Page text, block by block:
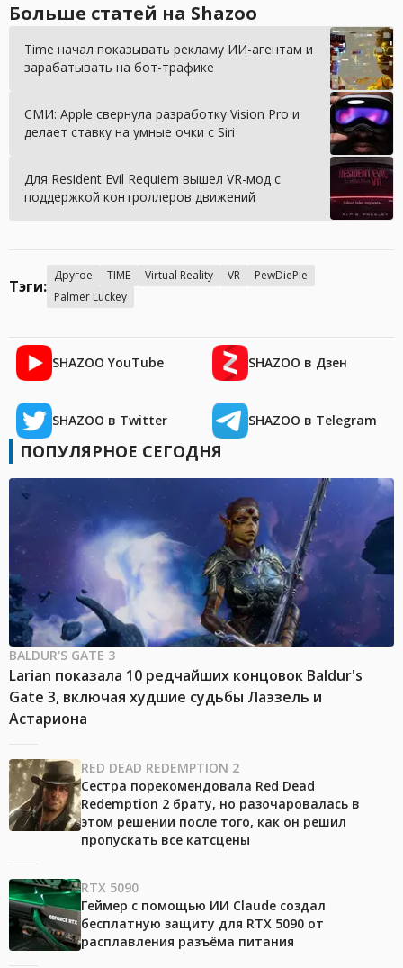
Больше статей на Shazoo
Time начал показывать рекламу ИИ-агентам и
зарабатывать на бот-трафике
СМИ: Apple свернула разработку Vision Pro и
делает ставку на умные очки с Siri
Для Resident Evil Requiem вышел VR-мод с
поддержкой контроллеров движений
Тэги:
Другое TIME Virtual Reality VR
PewDiePie
Palmer Luckey
SHAZOO YouTube SHAZOO в Дзен
SHAZOO в Twitter SHAZOO в Telegram
ПОПУЛЯРНОЕ СЕГОДНЯ
BALDUR'S GATE 3
Larian показала 10 редчайших концовок Baldur's
Gate 3, включая худшие судьбы Лаэзель и
Астариона
RED DEAD REDEMPTION 2
Сестра порекомендовала Red Dead
Redemption 2 брату, но разочаровалась в
этом решении после того, как он решил
пропускать все катсцены
RTX 5090
Геймер с помощью ИИ Claude создал
бесплатную защиту для RTX 5090 от
расплавления разъёма питания